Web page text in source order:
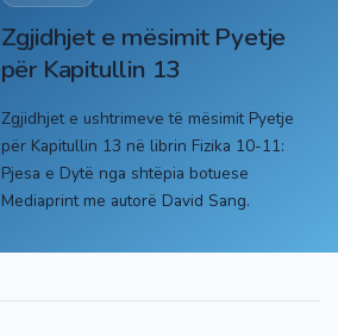
Zgjidhjet e mësimit Pyetje
për Kapitullin 13
Zgjidhjet e ushtrimeve të mësimit Pyetje
për Kapitullin 13 në librin Fizika 10-11:
Pjesa e Dytë nga shtëpia botuese
Mediaprint me autorë David Sang.